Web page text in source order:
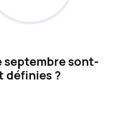
septembre sont-
définies ?